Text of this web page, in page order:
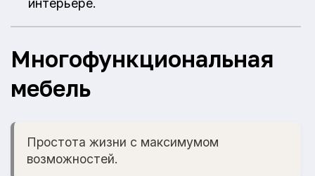
интерьере.
Многофункциональная
мебель
Простота жизни с максимумом
возможностей.